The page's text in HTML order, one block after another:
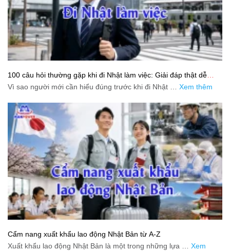
100 câu hỏi thường gặp khi đi Nhật làm việc: Giải đáp thật dễ
hiểu cho người mới bắt đầu
Vì sao người mới cần hiểu đúng trước khi đi Nhật … Xem thêm
Cẩm nang xuất khẩu lao động Nhật Bản từ A-Z
Xuất khẩu lao động Nhật Bản là một trong những lựa … Xem